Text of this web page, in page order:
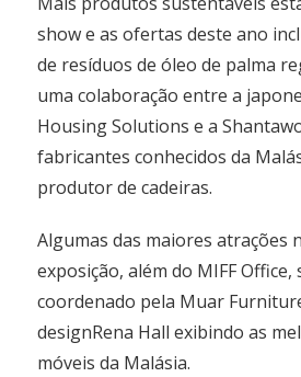
show e as ofertas deste ano
de resíduos de óleo de palma
uma colaboração entre a
Housing Solutions e a
fabricantes conhecidos da
produtor de cadeiras.
Algumas das maiores atrações
exposição, além do MIFF
coordenado pela Muar
designRena Hall exibindo as
móveis da Malásia.